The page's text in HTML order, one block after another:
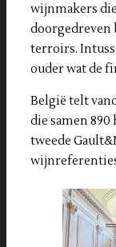
wijnmakers
doorgedreven
terroirs.
ouder wat de
België telt
die samen
tweede